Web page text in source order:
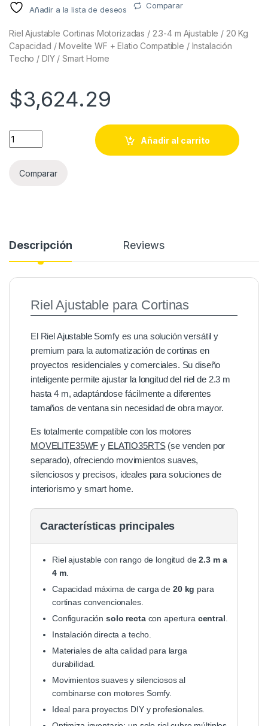
Añadir a la lista de deseos Comparar
Riel Ajustable Cortinas Motorizadas / 2.3-4 m Ajustable / 20 Kg
Capacidad / Movelite WF + Elatio Compatible / Instalación
Techo / DIY / Smart Home
$3,624.29
Riel Ajustable Cortinas Motorizadas / 2.3-4 m Ajustable / 20
Añadir al carrito
Comparar
Descripción Reviews
Riel Ajustable para Cortinas
El Riel Ajustable Somfy es una solución versátil y
premium para la automatización de cortinas en
proyectos residenciales y comerciales. Su diseño
inteligente permite ajustar la longitud del riel de 2.3 m
hasta 4 m, adaptándose fácilmente a diferentes
tamaños de ventana sin necesidad de obra mayor.
Es totalmente compatible con los motores
MOVELITE35WF y ELATIO35RTS(se venden por
separado), ofreciendo movimientos suaves,
silenciosos y precisos, ideales para soluciones de
interiorismo y smart home.
Características principales
Riel ajustable con rango de longitud de2.3 m a
4 m.
Capacidad máxima de carga de 20 kg para
cortinas convencionales.
Configuraciónsolo rectacon apertura central
Instalación directa a techo.
Materiales de alta calidad para larga
durabilidad.
Movimientos suaves y silenciosos al
combinarse con motores Somfy.
Ideal para proyectos DIY y profesionales.